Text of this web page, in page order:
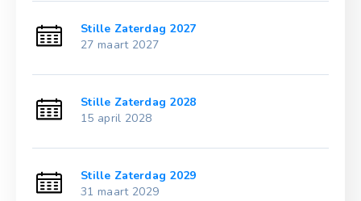
Stille Zaterdag 2027
27 maart 2027
Stille Zaterdag 2028
15 april 2028
Stille Zaterdag 2029
31 maart 2029